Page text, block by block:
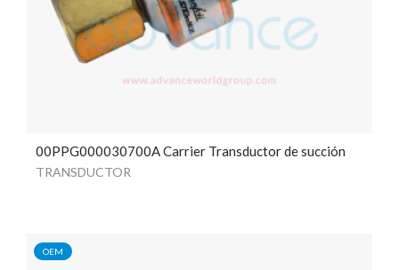
00PPG000030700A Carrier Transductor de succión
TRANSDUCTOR
OEM